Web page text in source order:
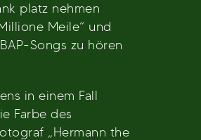
platz nehmen
Meile“ und
Songs zu hören
in einem Fall
Farbe des
„Hermann the